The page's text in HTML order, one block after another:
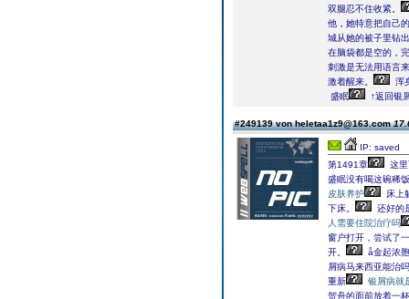
双腿忍不住收紧。
他，她特意把自己
城从她的被子里钻
在脑袋都是空的，
刺激是无法用语言
激着醒来。
浑
盛眠
↑返回银
#249139 von heletaa1z9@163.com
IP: saved
第1491章
这
盛眠没有喝这碗稀
皮肤养护
床上
下床。
还好的
人需要住院治疗吗
窗户打开，尝试了
开。
å金起浓
屑病马来西亚能治吗
重新
银屑病就
贺舟的面前放着一